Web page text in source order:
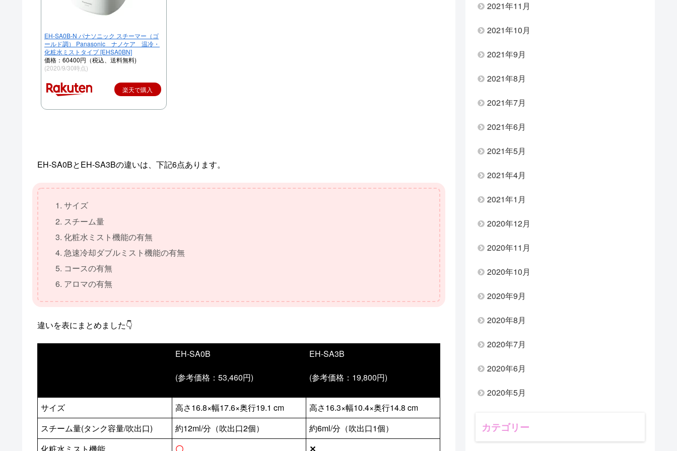
EH-SA0B-N パナソニック スチーマー（ゴ
ールド調） Panasonic ナノケア 温冷・
化粧水ミストタイプ [EHSA0BN]
価格：60400円（税込、送料無料)
(2020/9/30時点)
楽天で購入
EH-SA0BとEH-SA3Bの違いは、下記6点あります。
サイズ
スチーム量
化粧水ミスト機能の有無
急速冷却ダブルミスト機能の有無
コースの有無
アロマの有無
違いを表にまとめました👇
EH-SA0B
(参考価格：53,460円)
EH-SA3B
(参考価格：19,800円)
サイズ 高さ16.8×幅17.6×奥行19.1 cm
高さ16.3×幅10.4×奥行14.8 cm
スチーム量(タンク容量/吹出口)
約12ml/分（吹出口2個）
約6ml/分（吹出口1個）
2021年11月
2021年10月
2021年9月
2021年8月
2021年7月
2021年6月
2021年5月
2021年4月
2021年1月
2020年12月
2020年11月
2020年10月
2020年9月
2020年8月
2020年7月
2020年6月
2020年5月
カテゴリー